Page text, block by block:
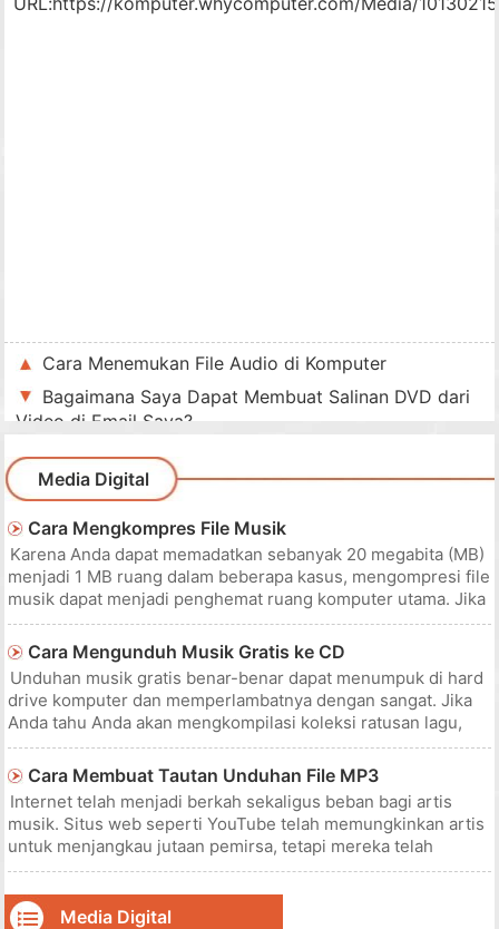
Cara Menemukan File Audio di Komputer
Bagaimana Saya Dapat Membuat Salinan DVD dari
Video di Email Saya?
Media Digital
Cara Mengkompres File Musik
Karena Anda dapat memadatkan sebanyak 20 megabita (MB)
menjadi 1 MB ruang dalam beberapa kasus, mengompresi file
musik dapat menjadi penghemat ruang komputer utama. Jika
Anda berencana untuk memperluas perpustakaan liris Anda,
Anda mendapat manfaat dari memadatkan jenis file ini.
Pertimbangkan untuk
Cara Mengunduh Musik Gratis ke CD
Unduhan musik gratis benar-benar dapat menumpuk di hard
drive komputer dan memperlambatnya dengan sangat. Jika
Anda tahu Anda akan mengkompilasi koleksi ratusan lagu,
taruhan terbaik Anda adalah mulai menyimpan musik dalam
CD sehingga Anda akan memilikinya dan komputer Anda
tidak akan menderita
Cara Membuat Tautan Unduhan File MP3
Internet telah menjadi berkah sekaligus beban bagi artis
musik. Situs web seperti YouTube telah memungkinkan artis
untuk menjangkau jutaan pemirsa, tetapi mereka telah
menuai beberapa penghargaan secara finansial. Jika Anda
seorang artis yang sedang naik daun atau hanya seseorang
dengan blog, An
Media Digital